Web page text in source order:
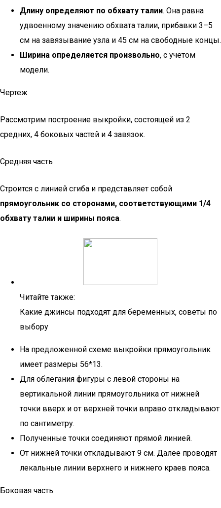
Длину определяют по обхвату талии. Она равна
удвоенному значению обхвата талии, прибавки 3–5
см на завязывание узла и 45 см на свободные концы.
Ширина определяется произвольно, с учетом
модели.
Чертеж
Рассмотрим построение выкройки, состоящей из 2
средних, 4 боковых частей и 4 завязок.
Средняя часть
Строится с линией сгиба и представляет собой
прямоугольник со сторонами, соответствующими 1/4
обхвату талии и ширины пояса.
Читайте также:
Какие джинсы подходят для беременных, советы по
выбору
На предложенной схеме выкройки прямоугольник
имеет размеры 56*13.
Для облегания фигуры с левой стороны на
вертикальной линии прямоугольника от нижней
точки вверх и от верхней точки вправо откладывают
по сантиметру.
Полученные точки соединяют прямой линией.
От нижней точки откладывают 9 см. Далее проводят
лекальные линии верхнего и нижнего краев пояса.
Боковая часть